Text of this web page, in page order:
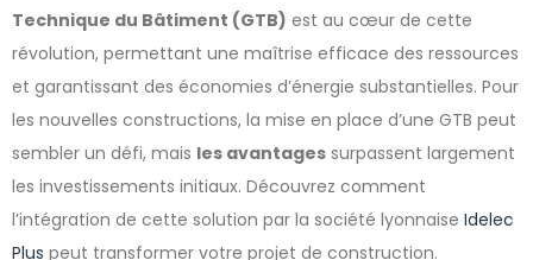
Technique du Bâtiment (GTB) est au cœur de cette
révolution, permettant une maîtrise efficace des ressources
et garantissant des économies d’énergie substantielles. Pour
les nouvelles constructions, la mise en place d’une GTB peut
sembler un défi, mais les avantages surpassent largement
les investissements initiaux. Découvrez comment
l’intégration de cette solution par la société lyonnaise Idelec
Plus peut transformer votre projet de construction.